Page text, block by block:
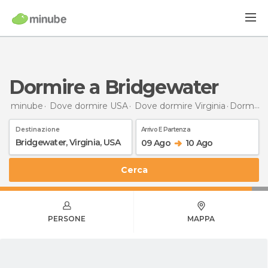
Dormire a Bridgewater
minube Dove dormire USA Dove dormire Virginia Dormire
Destinazione Arrivo E Partenza
09 Ago 10 Ago
Cerca
PERSONE MAPPA